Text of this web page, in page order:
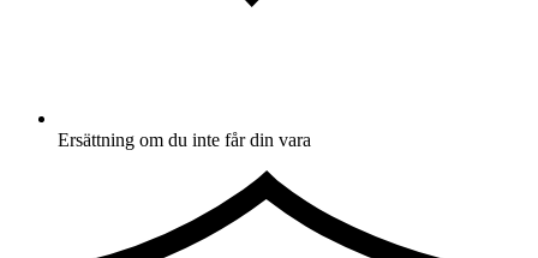
Ersättning om du inte får din vara